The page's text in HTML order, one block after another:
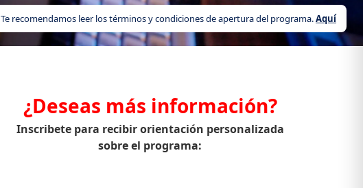
Te recomendamos leer los términos y condiciones de apertura del programa.Aquí
¿Deseas más información?
Inscribete para recibir orientación personalizada
sobre el programa: